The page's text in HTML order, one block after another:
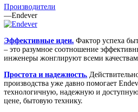
Производители
—Endever
Эффективные идеи. Фактор успеха
– это разумное соотношение
инженеры жонглируют всеми
Простота и надежность.
производства уже давно помогает
технологичную, надежную и
цене, бытовую технику.